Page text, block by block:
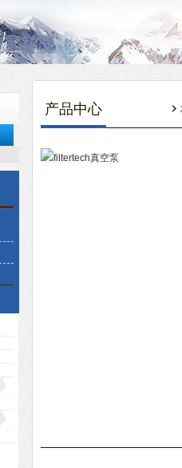
产品中心